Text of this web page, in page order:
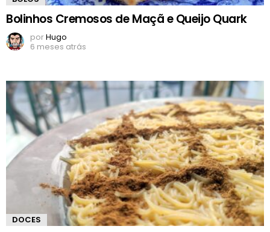
Bolinhos Cremosos de Maçã e Queijo Quark
porHugo
6 meses atrás
DOCES